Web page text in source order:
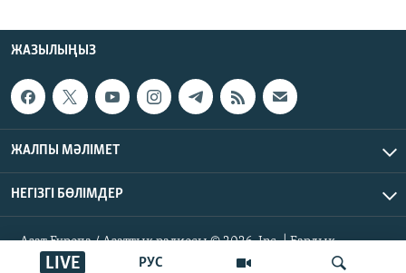
РУС
LIVE
ЖАЗЫЛЫҢЫЗ
ЖАЛПЫ МӘЛІМЕТ
НЕГІЗГІ БӨЛІМДЕР
Азат Еуропа / Азаттық радиосы © 2026, Inc. | Барлық
құқықтары қорғалған